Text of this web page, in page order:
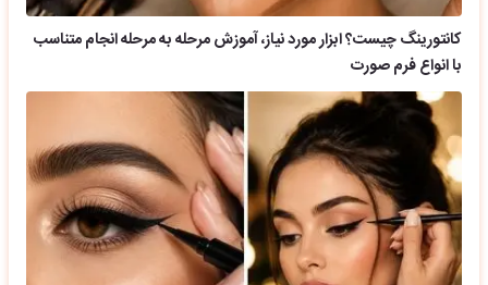
کانتورینگ چیست؟ ابزار مورد نیاز، آموزش مرحله به مرحله انجام متناسب
با انواع فرم صورت